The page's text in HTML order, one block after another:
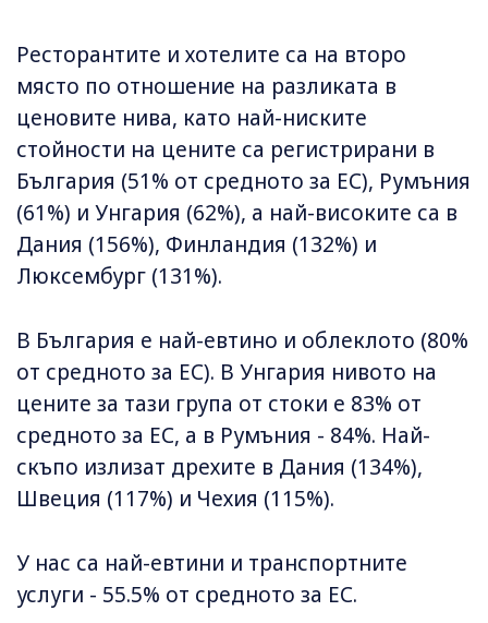
Ресторантите и хотелите са на второ
място по отношение на разликата в
ценовите нива, като най-ниските
стойности на цените са регистрирани в
България (51% от средното за ЕС), Румъния
(61%) и Унгария (62%), а най-високите са в
Дания (156%), Финландия (132%) и
Люксембург (131%).
В България е най-евтино и облеклото (80%
от средното за ЕС). В Унгария нивото на
цените за тази група от стоки е 83% от
средното за ЕС, а в Румъния - 84%. Най-
скъпо излизат дрехите в Дания (134%),
Швеция (117%) и Чехия (115%).
У нас са най-евтини и транспортните
услуги - 55.5% от средното за ЕС.